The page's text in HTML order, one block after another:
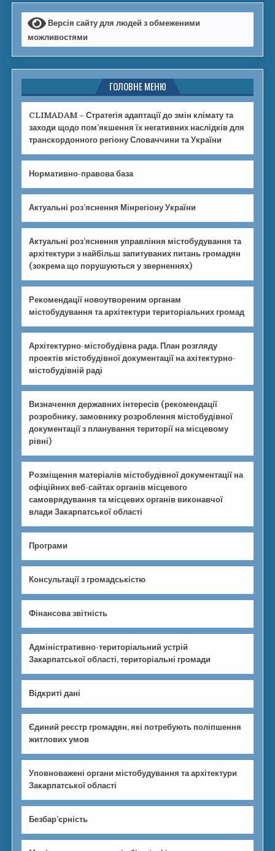
Версія сайту для людей з обмеженими
можливостями
ГОЛОВНЕ МЕНЮ
CLIMADAM – Стратегія адаптації до змін клімату та
заходи щодо пом’якшення їх негативних наслідків для
транскордонного регіону Словаччини та України
Нормативно-правова база
Актуальні роз’яснення Мінрегіону України
Актуальні роз’яснення управління містобудування та
архітектури з найбільш запитуваних питань громадян
(зокрема що порушуються у зверненнях)
Рекомендації новоутвореним органам
містобудування та архітектури територіальних громад
Архітектурно-містобудівна рада. План розгляду
проектів містобудівної документації на ахітектурно-
містобудівній раді
Визначення державних інтересів (рекомендації
розробнику, замовнику розроблення містобудівної
документації з планування території на місцевому
рівні)
Розміщення матеріалів містобудівної документації на
офіційних веб-сайтах органів місцевого
самоврядування та місцевих органів виконавчої
влади Закарпатської області
Програми
Консультації з громадськістю
Фінансова звітність
Адміністративно-територіальний устрій
Закарпатської області, територіальні громади
Відкриті дані
Єдиний реєстр громадян, які потребують поліпшення
житлових умов
Уповноважені органи містобудування та архітектури
Закарпатської області
Безбар’єрність